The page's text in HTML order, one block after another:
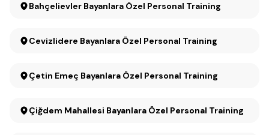
Bahçelievler Bayanlara Özel Personal Training
Cevizlidere Bayanlara Özel Personal Training
Çetin Emeç Bayanlara Özel Personal Training
Çiğdem Mahallesi Bayanlara Özel Personal Training